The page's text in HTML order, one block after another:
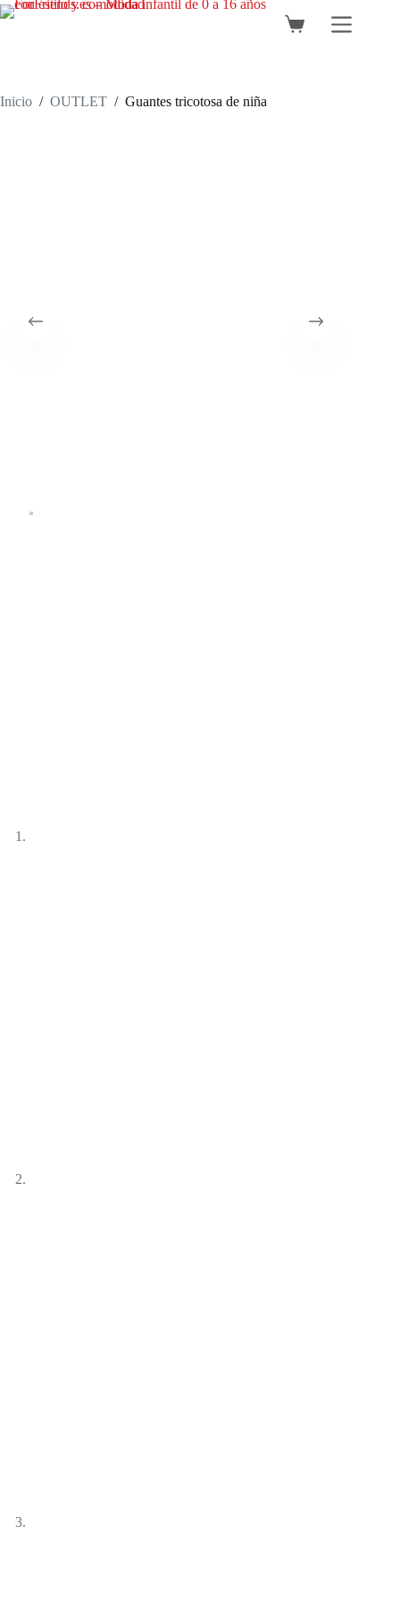
Saltar
al
Carro
Inicio / OUTLET / Guantes tricotosa de niña